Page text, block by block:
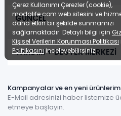
GÜNCEL
YARDIM + DESTEK MERKEZİ
Kampanyalar ve en yeni
E-Mail adresinizi haber listemize
etmeye başlayın.
Çerez Kullanımı Çerezler (cookie),
modalife.com web sitesini ve
daha etkin bir şekilde sunmamızı
sağlamaktadır. Detaylı bilgi için
Kişisel Verilerin Korunması Politikası
Politikasınıinceleyebilirsiniz.